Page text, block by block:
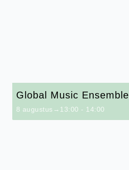
Global Music Ensemble
8 augustus→13:00 - 14:00